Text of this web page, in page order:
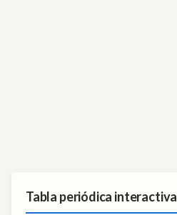
Tabla periódica interactiva